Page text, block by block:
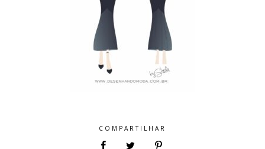
COMPARTILHAR